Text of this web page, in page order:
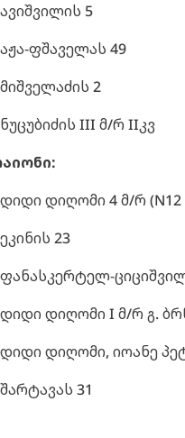
5
ფშაველას 49
2
III მ/რ IIკვ
დიდი დიღომი 4 მ/რ
23
ფანასკერტელ-
დიდი დიღომი I მ/რ გ.
დიდი დიღომი, იოანე
31